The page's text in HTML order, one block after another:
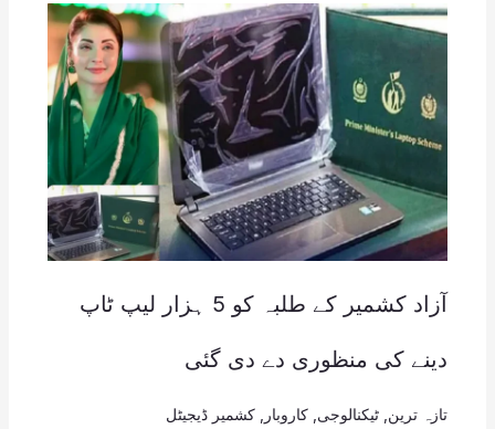
آزاد کشمیر کے طلبہ کو 5 ہزار لیپ ٹاپ
دینے کی منظوری دے دی گئی
تازہ ترین ٹیکنالوجی کاروبار کشمیر ڈیجیٹل